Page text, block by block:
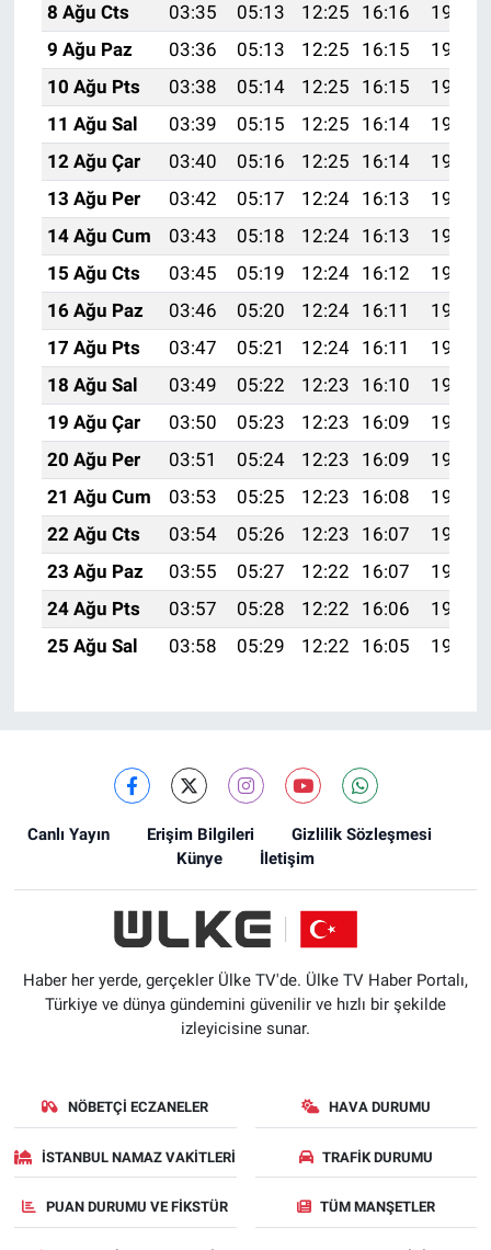
8 Ağu Cts
03:35 05:13 12:25 16:16
19:28
9 Ağu Paz
03:36 05:13 12:25 16:15
19:27
10 Ağu Pts
03:38 05:14 12:25 16:15
19:25
11 Ağu Sal
03:39 05:15 12:25 16:14
19:24
12 Ağu Çar
03:40 05:16 12:25 16:14
19:23
13 Ağu Per
03:42 05:17 12:24 16:13
19:22
14 Ağu Cum
03:43 05:18 12:24 16:13
19:20
15 Ağu Cts
03:45 05:19 12:24 16:12
19:19
16 Ağu Paz
03:46 05:20 12:24 16:11
19:18
17 Ağu Pts
03:47 05:21 12:24 16:11
19:16
18 Ağu Sal
03:49 05:22 12:23 16:10
19:15
19 Ağu Çar
03:50 05:23 12:23 16:09
19:14
20 Ağu Per
03:51 05:24 12:23 16:09
19:12
21 Ağu Cum
03:53 05:25 12:23 16:08
19:11
22 Ağu Cts
03:54 05:26 12:23 16:07
19:09
23 Ağu Paz
03:55 05:27 12:22 16:07
19:08
24 Ağu Pts
03:57 05:28 12:22 16:06
19:06
25 Ağu Sal
03:58 05:29 12:22 16:05 19:05
Canlı Yayın Erişim Bilgileri
Gizlilik Sözleşmesi
Künye
İletişim
Haber her yerde, gerçekler Ülke TV'de. Ülke TV Haber Portalı,
Türkiye ve dünya gündemini güvenilir ve hızlı bir şekilde
izleyicisine sunar.
NÖBETÇI ECZANELER HAVA DURUMU
İSTANBUL NAMAZ VAKITLERI TRAFIK DURUMU
PUAN DURUMU VE FIKSTÜR TÜM MANŞETLER